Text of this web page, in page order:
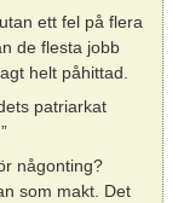
ett fel på flera
de flesta jobb
helt påhittad.
patriarkat
någonting?
som makt. Det